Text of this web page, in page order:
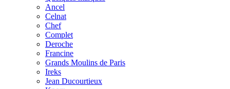
Ancel
Celnat
Chef
Complet
Deroche
Francine
Grands Moulins de Paris
Ireks
Jean Ducourtieux